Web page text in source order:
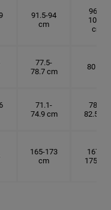
91.5-94
cm
96.5-
101.5
cm
77.5-
78.7 cm
80 cm
71.1-
74.9 cm
78.7-
82.5 cm
165-173
cm
167.5-
175 cm